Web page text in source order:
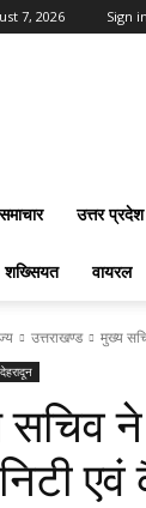
7, 2026 Sign
समाचार उत्तर प्रदेश
शख्सियत वायरल
उत्तराखण्ड मुख्य
देहरादून
ने
एवं